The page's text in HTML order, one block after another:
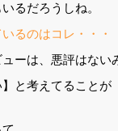
るだろうしね。
るのはコレ・・・
ーは、悪評はない
と考えてることが